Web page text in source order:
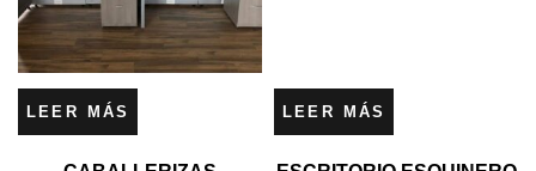
LEER MÁS LEER MÁS